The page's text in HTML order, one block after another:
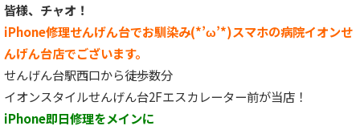
皆様、チャオ！
iPhone修理せんげん台でお馴染み(*’ω’*)スマホの病院イオンせ
んげん台店でございます。
せんげん台駅西口から徒歩数分
イオンスタイルせんげん台2Fエスカレーター前が当店！
iPhone即日修理をメインに